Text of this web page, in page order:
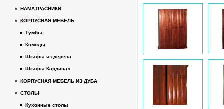
НАМАТРАСНИКИ
КОРПУСНАЯ МЕБЕЛЬ
Тумбы
Комоды
Шкафы из дерева
Шкафы Кардинал
КОРПУСНАЯ МЕБЕЛЬ ИЗ ДУБА
СТОЛЫ
Кухонные столы